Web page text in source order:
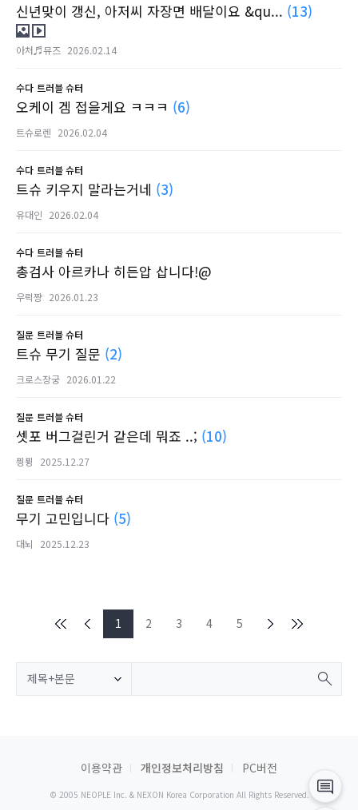
신년맞이 갱신, 아저씨 자장면 배달이요 &qu... (13)
아처♬뮤즈 2026.02.14
수다 트러블 슈터
오케이 겜 접을게요 ㅋㅋㅋ (6)
트슈로렌 2026.02.04
수다 트러블 슈터
트슈 키우지 말라는거네 (3)
유대인 2026.02.04
수다 트러블 슈터
총검사 아르카나 히든압 삽니다!@
우럭쨩 2026.01.23
질문 트러블 슈터
트슈 무기 질문 (2)
크로스장궁 2026.01.22
질문 트러블 슈터
셋포 버그걸린거 같은데 뭐죠 ..; (10)
픵퓡 2025.12.27
질문 트러블 슈터
무기 고민입니다 (5)
대뇌 2025.12.23
1 2 3 4 5
제목+본문
이용약관 개인정보처리방침 PC버전
© 2005 NEOPLE Inc. & NEXON Korea Corporation All Rights Reserved.